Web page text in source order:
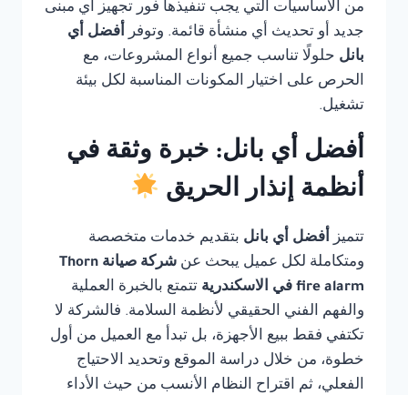
من الأساسيات التي يجب تنفيذها فور تجهيز أي مبنى
جديد أو تحديث أي منشأة قائمة. وتوفر أفضل أي
بانل حلولًا تناسب جميع أنواع المشروعات، مع
الحرص على اختيار المكونات المناسبة لكل بيئة
تشغيل.
أفضل أي بانل: خبرة وثقة في
أنظمة إنذار الحريق
تتميز أفضل أي بانل بتقديم خدمات متخصصة
ومتكاملة لكل عميل يبحث عن
شركة صيانة Thorn
fire alarm في الاسكندرية
تتمتع بالخبرة العملية
والفهم الفني الحقيقي لأنظمة السلامة. فالشركة لا
تكتفي فقط ببيع الأجهزة، بل تبدأ مع العميل من أول
خطوة، من خلال دراسة الموقع وتحديد الاحتياج
الفعلي، ثم اقتراح النظام الأنسب من حيث الأداء